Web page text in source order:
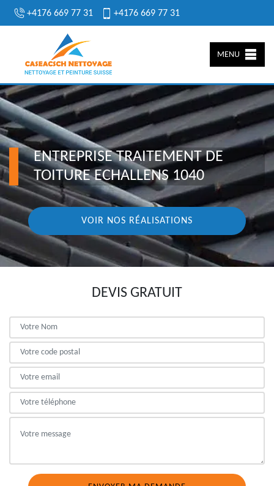
+4176 669 77 31 +4176 669 77 31
MENU
ENTREPRISE TRAITEMENT DE
TOITURE ECHALLENS 1040
VOIR NOS RÉALISATIONS
DEVIS GRATUIT